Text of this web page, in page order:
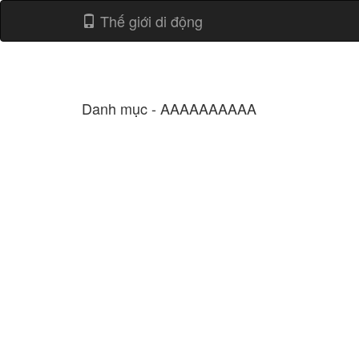
Thế giới di động
Danh mục - AAAAAAAAAA